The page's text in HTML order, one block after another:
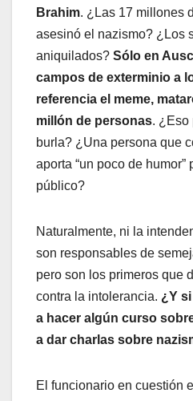
Brahim. ¿Las 17 millones
asesinó el nazismo? ¿Los
aniquilados? Sólo en
campos de exterminio a
referencia el meme,
millón de personas. ¿Eso
burla? ¿Una persona que
aporta “un poco de
público?
Naturalmente, ni la
son responsables de
pero son los primeros que
contra la intolerancia. ¿Y
a hacer algún curso
a dar charlas sobre
El funcionario en cuestión